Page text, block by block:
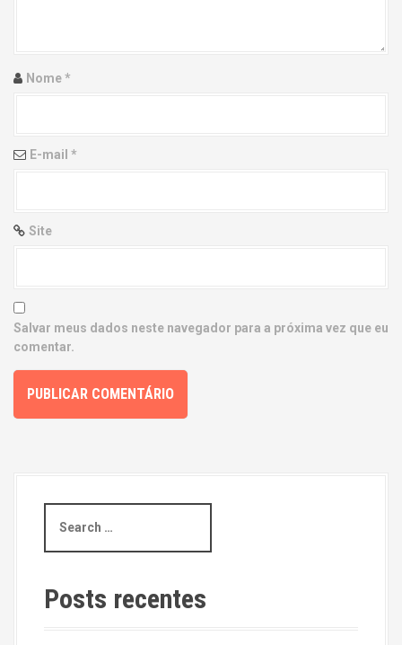
i
n
Nome*
E-mail *
Site
Salvar meus dados neste navegador para a próxima vez que eu
comentar.
a
c
h
Posts recentes